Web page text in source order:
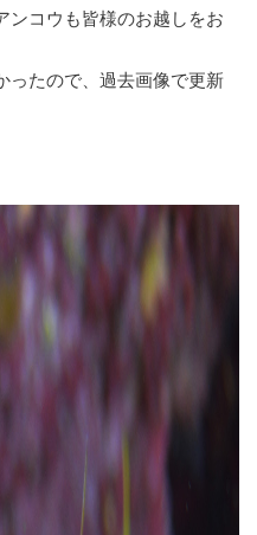
ンコウも皆様のお越しをお
ったので、過去画像で更新